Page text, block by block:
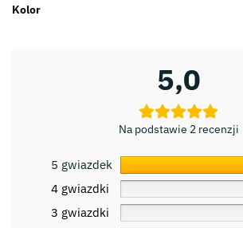
Kolor
5,0
Na podstawie 2 recenzji
5 gwiazdek
4 gwiazdki
3 gwiazdki